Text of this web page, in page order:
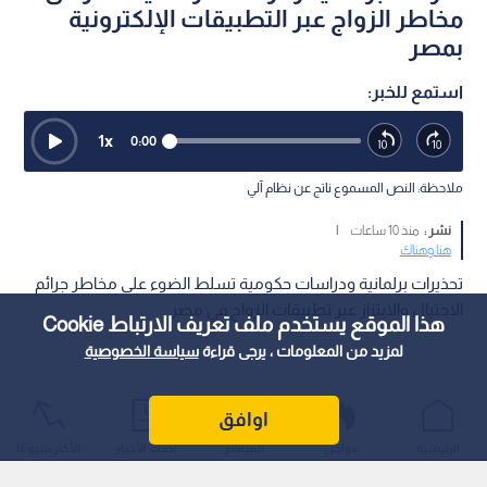
هذا الموقع يستخدم ملف تعريف الارتباط Cookie
لمزيد من المعلومات ، يرجى قراءةسياسة الخصوصية
اوافق
مخاطر الزواج عبر التطبيقات الإلكترونية
بمصر
استمع للخبر:
0:00
1x
ملاحظة: النص المسموع ناتج عن نظام آلي
نشر : منذ 10 ساعات
|
هنا وهناك
تحذيرات برلمانية ودراسات حكومية تسلط الضوء على مخاطر جرائم
عواجل المباشر أحدث الأخبار